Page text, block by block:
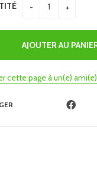
cette page à un(e) ami(e)